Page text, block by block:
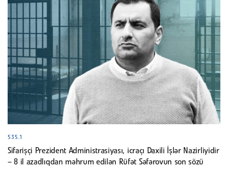
535.1
Sifarişçi Prezident Administrasiyası, icraçı Daxili İşlər Nazirliyidir
– 8 il azadlıqdan məhrum edilən Rüfət Səfərovun son sözü